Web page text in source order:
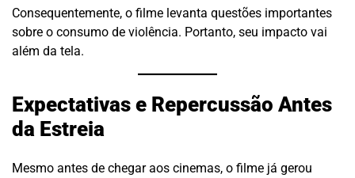
Consequentemente, o filme levanta questões importantes
sobre o consumo de violência. Portanto, seu impacto vai
além da tela.
Expectativas e Repercussão Antes
da Estreia
Mesmo antes de chegar aos cinemas, o filme já gerou